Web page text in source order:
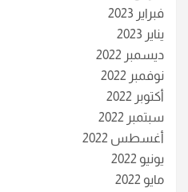
فبراير 2023
يناير 2023
ديسمبر 2022
نوفمبر 2022
أكتوبر 2022
سبتمبر 2022
أغسطس 2022
يونيو 2022
مايو 2022